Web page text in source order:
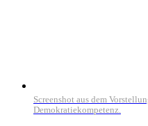
Screenshot aus dem
Demokratiekompetenz.